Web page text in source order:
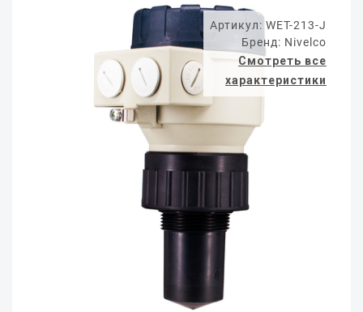
Артикул: WET-213-J
Бренд: Nivelco
Смотреть все
характеристики